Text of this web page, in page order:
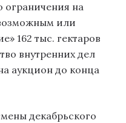
ограничения на
или
162 тыс. гектаров
внутренних дел
аукцион до конца
декабрьского